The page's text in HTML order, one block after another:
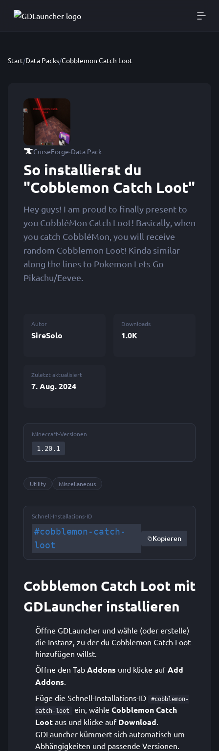
Start/Data Packs/Cobblemon Catch Loot
CurseForge·Data Pack
So installierst du
"Cobblemon Catch Loot"
Hey guys! I am proud to finally present to
you CobbléMon Catch Loot! Basically, when
you catch CobbléMon, you will receive
random Cobblemon Loot! Kinda similar
along the lines to Pokemon Lets Go
Pikachu/Eevee.
Autor
SireSolo
Downloads
1.0K
Zuletzt aktualisiert
7. Aug. 2024
Minecraft-Versionen
1.20.1
Utility Miscellaneous
Schnell-Installations-ID
#cobblemon-catch-
loot
Kopieren
Cobblemon Catch Loot mit
GDLauncher installieren
Öffne GDLauncher und wähle (oder erstelle)
die Instanz, zu der du Cobblemon Catch Loot
hinzufügen willst.
Öffne den Tab Addons und klicke aufAdd
Addons.
Füge die Schnell-Installations-ID
#cobblemon-
catch-loot
ein, wähle Cobblemon Catch
Loot aus und klicke auf Download.
GDLauncher kümmert sich automatisch um
Abhängigkeiten und passende Versionen.